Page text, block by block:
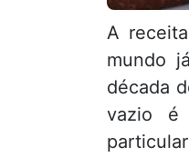
A
mundo
década
vazio é